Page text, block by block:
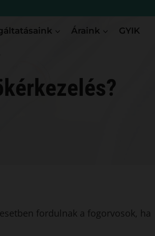
Áraink GYIK
fordulnak a fogorvosok, ha